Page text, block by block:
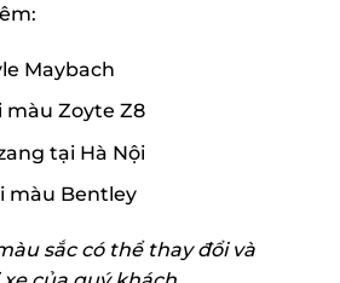
Maybach
màu Zoyte Z8
tại Hà Nội
màu Bentley
sắc có thể thay đổi và